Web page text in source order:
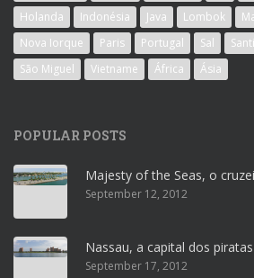
Holanda
Indonésia Java Lombok
Nova Iorque
Paris Portugal Sal
São Miguel
Vietname África Ásia
POPULAR POSTS
Majesty of the Seas, o
September 12, 2012
Nassau, a capital dos
September 17, 2012